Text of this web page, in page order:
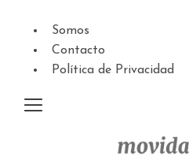
Somos
Contacto
Política de Privacidad